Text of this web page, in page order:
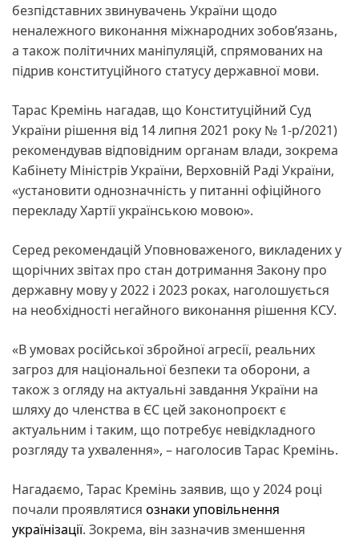
безпідставних звинувачень України щодо
неналежного виконання міжнародних зобов’язань,
а також політичних маніпуляцій, спрямованих на
підрив конституційного статусу державної мови.
Тарас Кремінь нагадав, що Конституційний Суд
України рішення від 14 липня 2021 року № 1-р/2021)
рекомендував відповідним органам влади, зокрема
Кабінету Міністрів України, Верховній Раді України,
«установити однозначність у питанні офіційного
перекладу Хартії українською мовою».
Серед рекомендацій Уповноваженого, викладених у
щорічних звітах про стан дотримання Закону про
державну мову у 2022 і 2023 роках, наголошується
на необхідності негайного виконання рішення КСУ.
«В умовах російської збройної агресії, реальних
загроз для національної безпеки та оборони, а
також з огляду на актуальні завдання України на
шляху до членства в ЄС цей законопроєкт є
актуальним і таким, що потребує невідкладного
розгляду та ухвалення», – наголосив Тарас Кремінь.
Нагадаємо, Тарас Кремінь заявив, що у 2024 році
почали проявлятися ознаки уповільнення
українізації. Зокрема, він зазначив зменшення